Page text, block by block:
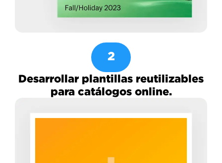
2
Desarrollar plantillas reutilizables
para catálogos online.